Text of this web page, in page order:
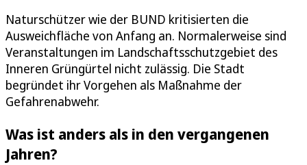
Naturschützer wie der BUND kritisierten die
Ausweichfläche von Anfang an. Normalerweise sind
Veranstaltungen im Landschaftsschutzgebiet des
Inneren Grüngürtel nicht zulässig. Die Stadt
begründet ihr Vorgehen als Maßnahme der
Gefahrenabwehr.
Was ist anders als in den vergangenen
Jahren?